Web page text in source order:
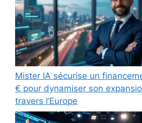
Mister IA sécurise un
€ pour dynamiser son
travers l’Europe